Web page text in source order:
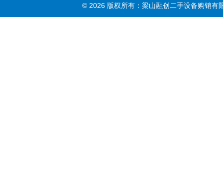
© 2026 版权所有：梁山融创二手设备购销